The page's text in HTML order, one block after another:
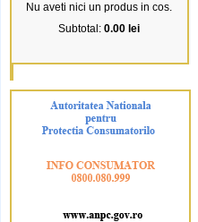
Nu aveti nici un produs in cos.
Subtotal: 0.00 lei